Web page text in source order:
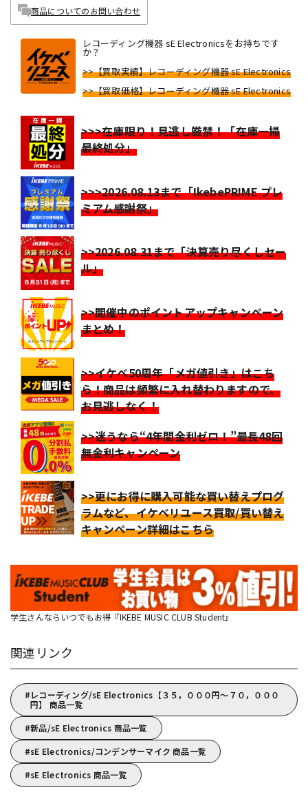
商品についてのお問い合わせ
レコーディング機器 sE Electronicsをお持ちです
か？
>>【買取実績】レコーディング機器 sE Electronics
>>【買取価格】レコーディング機器 sE Electronics
>>>在庫限り！見逃し厳禁！「在庫一掃
最終処分」
>>>2026.08.13まで「IkebePRIME プレ
ミアム感謝祭」
>>2026.08.31まで「決算売り尽くしセー
ル」
>>開催中のポイントアップキャンペーン
まとめ！
>>イケベ50周年「メガ値引き」はこち
ら！商品は頻繁に入れ替わりますので、
お見逃しなく！
>>迷うなら“4年間金利ゼロ！”最長48回
無金利キャンペーン
>>更にお得に購入可能な買い替えプログ
ラムなど、イケベリユース買取/買い替え
キャンペーン詳細はこちら
学生さんならいつでもお得『IKEBE MUSIC CLUB Student』
関連リンク
レコーディング/sE Electronics【３５，０００円～７０，０００
円】 商品一覧
新品/sE Electronics 商品一覧
sE Electronics/コンデンサーマイク 商品一覧
sE Electronics 商品一覧